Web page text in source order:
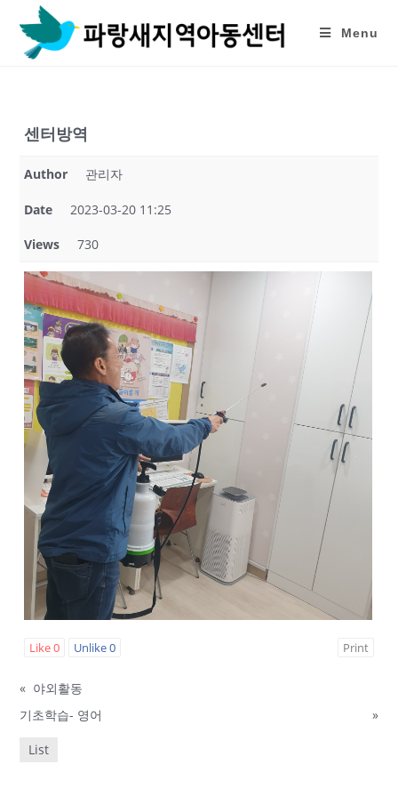
content
Menu
센터방역
Author 관리자
Date 2023-03-20 11:25
Views 730
Like0 Unlike0 Print
« 야외활동
기초학습- 영어
»
List